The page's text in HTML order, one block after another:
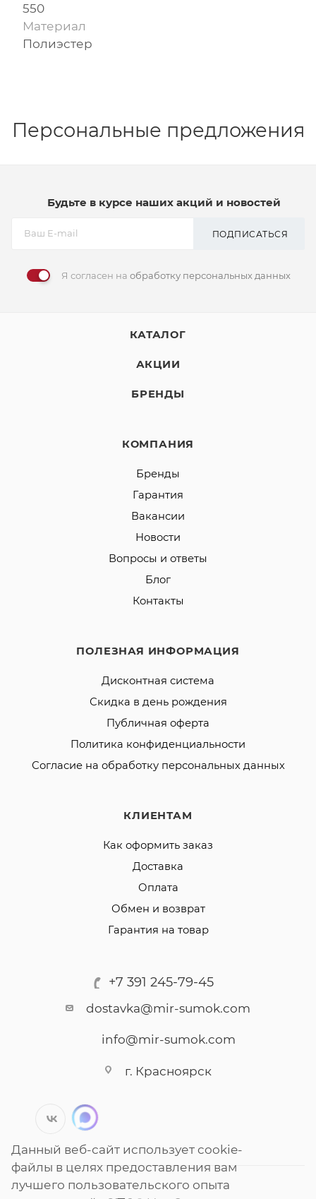
550
Материал
Полиэстер
Персональные предложения
Будьте в курсе наших акций и новостей
ПОДПИСАТЬСЯ
Я согласен на обработку персональных данных
КАТАЛОГ
АКЦИИ
БРЕНДЫ
КОМПАНИЯ
Бренды
Гарантия
Вакансии
Новости
Вопросы и ответы
Блог
Контакты
ПОЛЕЗНАЯ ИНФОРМАЦИЯ
Дисконтная система
Скидка в день рождения
Публичная оферта
Политика конфиденциальности
Согласие на обработку персональных данных
КЛИЕНТАМ
Как оформить заказ
Доставка
Оплата
Обмен и возврат
Гарантия на товар
+7 391 245-79-45
dostavka@mir-sumok.com
info@mir-sumok.com
г. Красноярск
Данный веб-сайт использует cookie-
файлы в целях предоставления вам
лучшего пользовательского опыта